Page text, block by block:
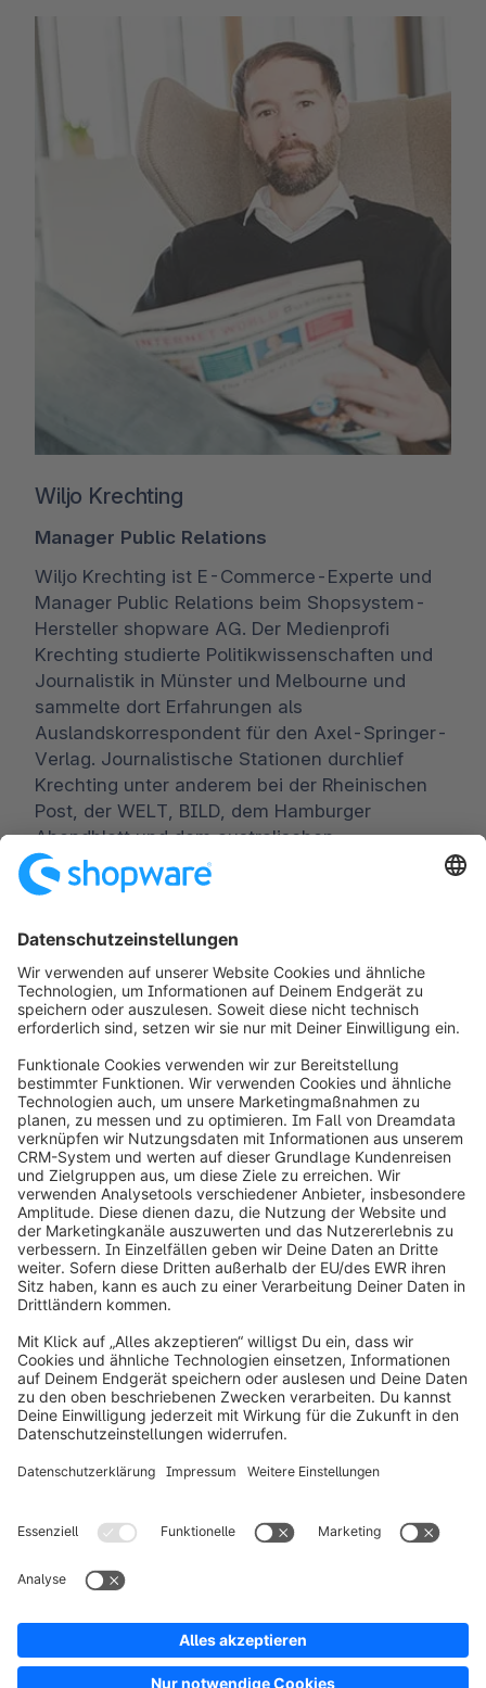
Wiljo Krechting
Manager Public Relations
Wiljo Krechting ist E-Commerce-Experte und
Manager Public Relations beim Shopsystem-
Hersteller shopware AG. Der Medienprofi
Krechting studierte Politikwissenschaften und
Journalistik in Münster und Melbourne und
sammelte dort Erfahrungen als
Auslandskorrespondent für den Axel-Springer-
Verlag. Journalistische Stationen durchlief
Krechting unter anderem bei der Rheinischen
Post, der WELT, BILD, dem Hamburger
Abendblatt und dem australischen
Wirtschaftsportal theaustralian.com.
Worldwide:00 800 746 7626 0
Fax:+49 (0) 2555 92885-99
Für Presseverteiler anmelden:
public.relations@shopware.com
info@shopware.com
Produkt
Lösungen
Partner
Entwickler
Ressourcen